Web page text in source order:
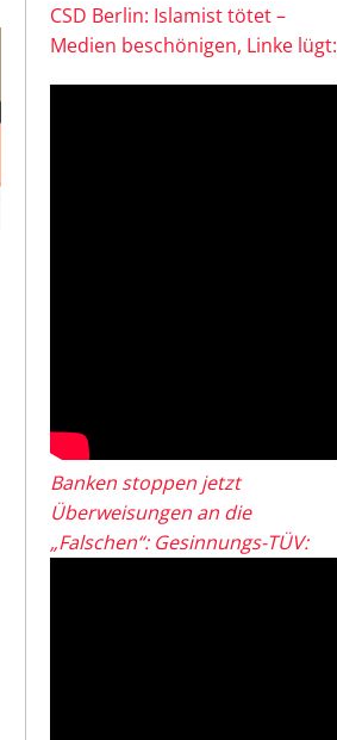
CSD Berlin: Islamist tötet –
Medien beschönigen, Linke lügt:
Banken stoppen jetzt
Überweisungen an die
„Falschen“: Gesinnungs-TÜV: